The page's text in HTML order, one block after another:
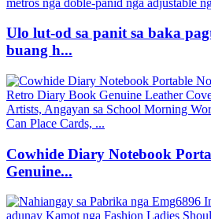
Ulo lut-od sa panit sa baka
buang h...
Cowhide Diary Notebook
Genuine...